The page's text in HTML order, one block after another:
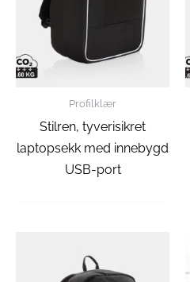
Profilklær
Stilren, tyverisikret
laptopsekk med innebygd
USB-port